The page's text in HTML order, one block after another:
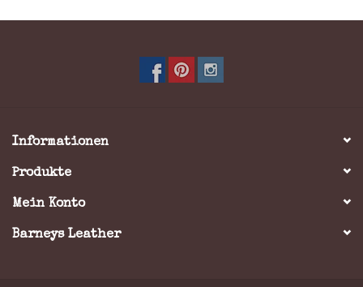
Informationen
Produkte
Mein Konto
Barneys Leather